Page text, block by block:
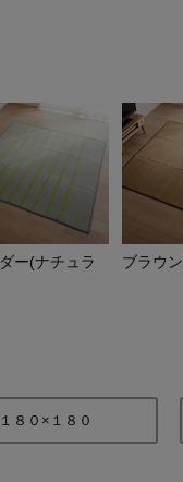
ー(ナチュラ ブラウン
８０×１８０